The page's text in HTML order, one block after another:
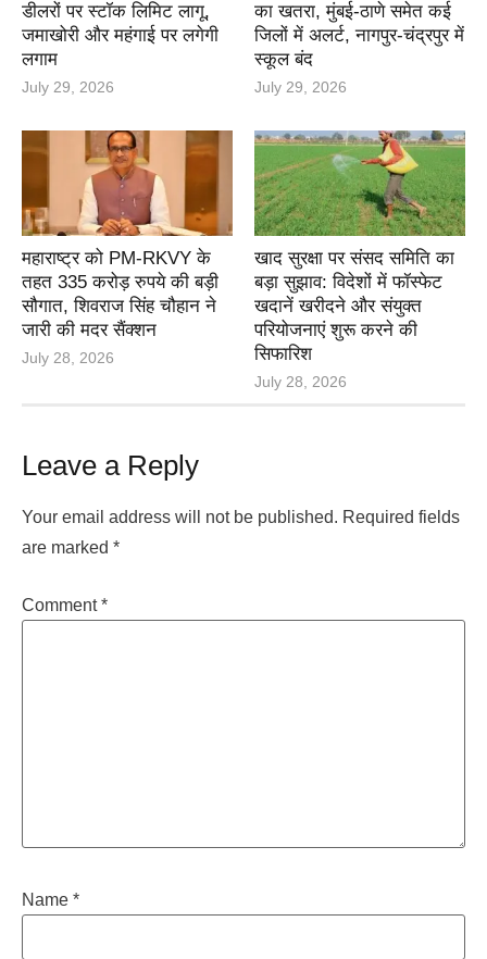
डीलरों पर स्टॉक लिमिट लागू,
जमाखोरी और महंगाई पर लगेगी
लगाम
July 29, 2026
का खतरा, मुंबई-ठाणे समेत कई
जिलों में अलर्ट, नागपुर-चंद्रपुर में
स्कूल बंद
July 29, 2026
महाराष्ट्र को PM-RKVY के
तहत 335 करोड़ रुपये की बड़ी
सौगात, शिवराज सिंह चौहान ने
जारी की मदर सैंक्शन
July 28, 2026
खाद सुरक्षा पर संसद समिति का
बड़ा सुझाव: विदेशों में फॉस्फेट
खदानें खरीदने और संयुक्त
परियोजनाएं शुरू करने की
सिफारिश
July 28, 2026
Leave a Reply
Your email address will not be published. Required fields
are marked *
Comment*
Name *